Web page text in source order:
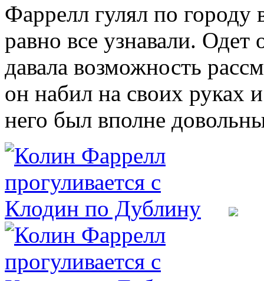
Фаррелл гулял по городу
равно все узнавали.
давала возможность
он набил на своих руках
него был вполне